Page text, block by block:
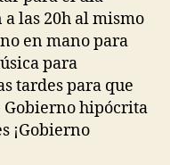
las 20h al mismo
en mano para
para
tardes para que
Gobierno hipócrita
¡Gobierno